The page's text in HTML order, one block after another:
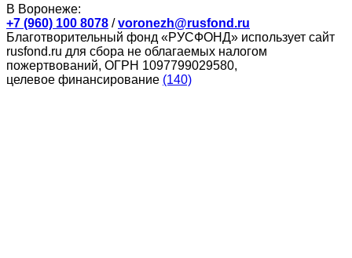
В Воронеже:
+7 (960) 100 8078 /voronezh@rusfond.ru
Благотворительный фонд «РУСФОНД» использует сайт
rusfond.ru для сбора не облагаемых налогом
пожертвований, ОГРН 1097799029580,
целевое финансирование (140)